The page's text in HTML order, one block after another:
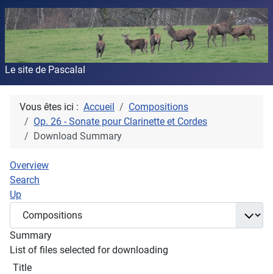
Le site de Pascalal
Vous êtes ici : Accueil
Compositions
Op. 26 - Sonate pour Clarinette et Cordes
Download Summary
Overview
Search
Up
Summary
List of files selected for downloading
Title